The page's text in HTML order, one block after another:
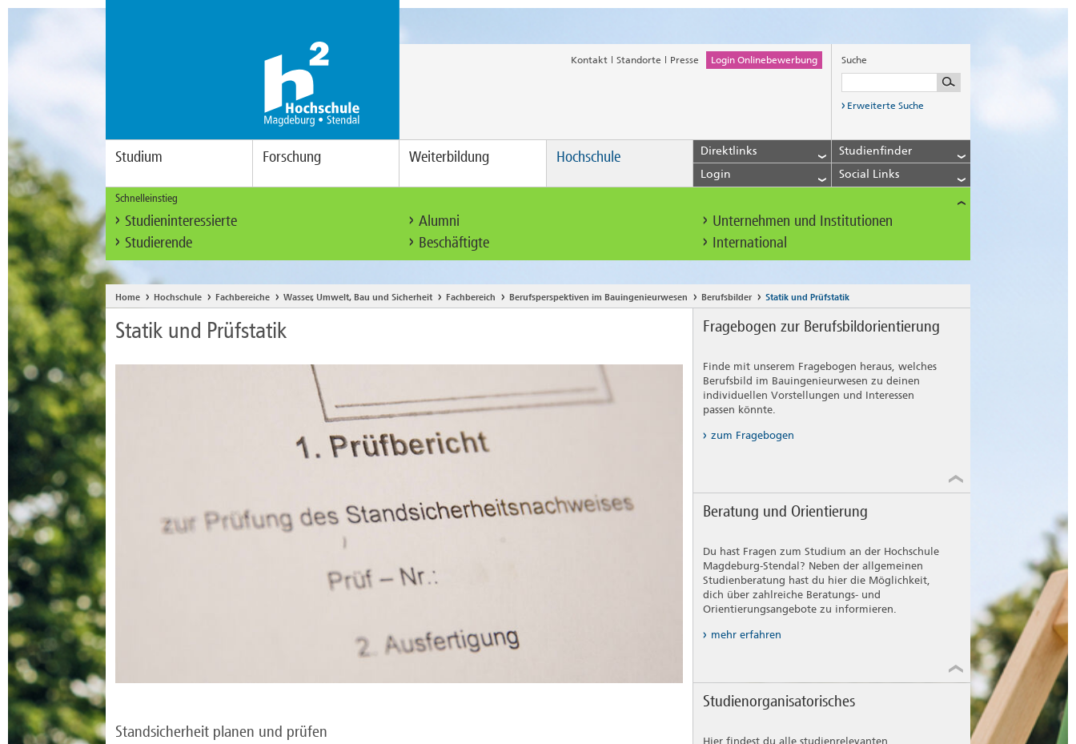
Kontakt Standorte Presse Login Onlinebewerbung Suche
Erweiterte Suche
Studium Forschung Weiterbildung Hochschule Direktlinks
Studienfinder
Login
Social Links
Schnelleinstieg
Studieninteressierte Alumni
Unternehmen und Institutionen
Studierende
Beschäftigte International
Home Hochschule Fachbereiche Wasser, Umwelt, Bau und Sicherheit Fachbereich Berufsperspektiven im Bauingenieurwesen Berufsbilder Statik und Prüfstatik
Statik und Prüfstatik
Standsicherheit planen und prüfen
Fragebogen zur Berufsbildorientierung
Finde mit unserem Fragebogen heraus, welches
Berufsbild im Bauingenieurwesen zu deinen
individuellen Vorstellungen und Interessen
passen könnte.
zum Fragebogen
Beratung und Orientierung
Du hast Fragen zum Studium an der Hochschule
Magdeburg-Stendal? Neben der allgemeinen
Studienberatung hast du hier die Möglichkeit,
dich über zahlreiche Beratungs- und
Orientierungsangebote zu informieren.
mehr erfahren
Studienorganisatorisches
Hier findest du alle studienrelevanten